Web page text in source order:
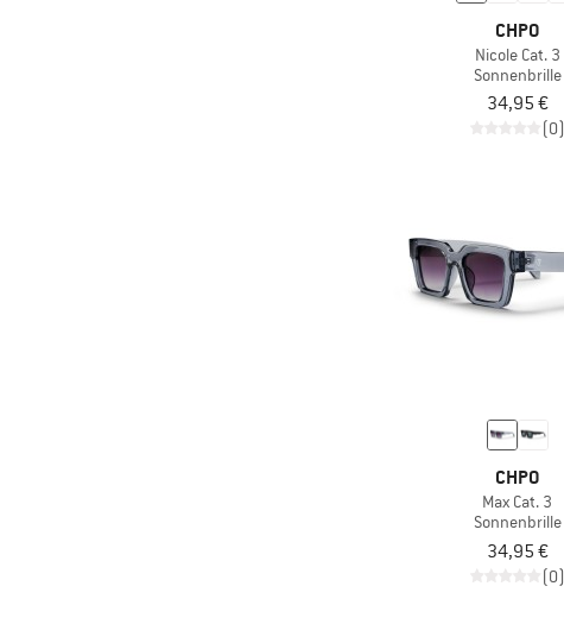
CHPO
Nicole Cat. 3
Sonnenbrille
34,95 €
(0)
CHPO
Max Cat. 3
Sonnenbrille
34,95 €
(0)